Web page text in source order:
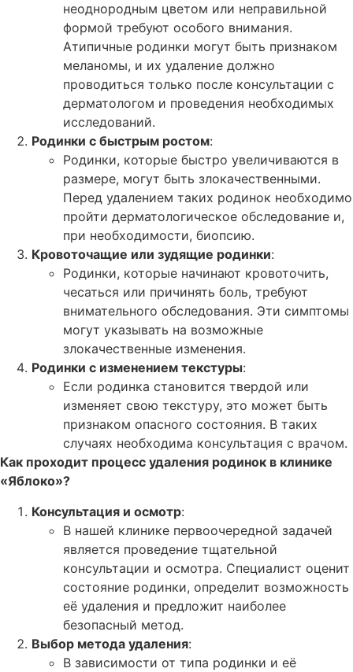
неоднородным цветом или неправильной
формой требуют особого внимания.
Атипичные родинки могут быть признаком
меланомы, и их удаление должно
проводиться только после консультации с
дерматологом и проведения необходимых
исследований.
Родинки с быстрым ростом:
Родинки, которые быстро увеличиваются в
размере, могут быть злокачественными.
Перед удалением таких родинок необходимо
пройти дерматологическое обследование и,
при необходимости, биопсию.
Кровоточащие или зудящие родинки:
Родинки, которые начинают кровоточить,
чесаться или причинять боль, требуют
внимательного обследования. Эти симптомы
могут указывать на возможные
злокачественные изменения.
Родинки с изменением текстуры:
Если родинка становится твердой или
изменяет свою текстуру, это может быть
признаком опасного состояния. В таких
случаях необходима консультация с врачом.
Как проходит процесс удаления родинок в клинике
«Яблоко»?
Консультация и осмотр:
В нашей клинике первоочередной задачей
является проведение тщательной
консультации и осмотра. Специалист оценит
состояние родинки, определит возможность
её удаления и предложит наиболее
безопасный метод.
Выбор метода удаления:
В зависимости от типа родинки и её